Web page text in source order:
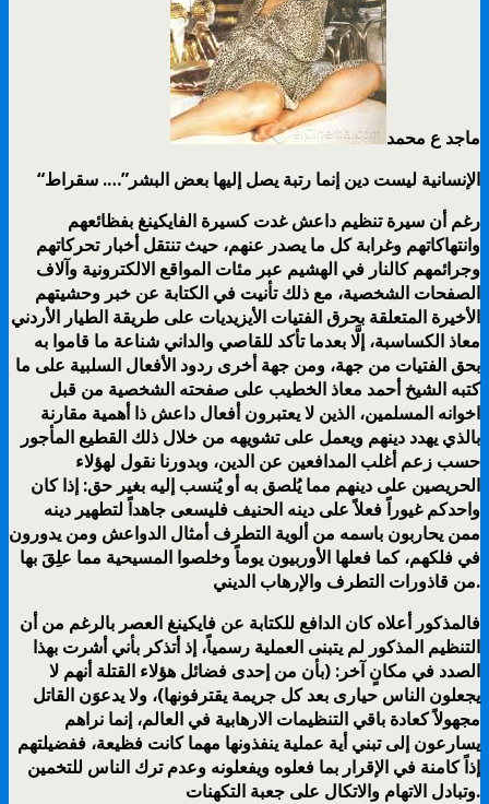
ماجد ع محمد
“الإنسانية ليست دين إنما رتبة يصل إليها بعض البشر”…. سقراط
رغم أن سيرة تنظيم داعش غدت كسيرة الفايكينغ بفظائعهم
وانتهاكاتهم وغرابة كل ما يصدر عنهم، حيث تنتقل أخبار تحركاتهم
وجرائمهم كالنار في الهشيم عبر مئات المواقع الالكترونية وآلاف
الصفحات الشخصية، مع ذلك تأنيت في الكتابة عن خبر وحشيتهم
الأخيرة المتعلقة بحرق الفتيات الأيزيديات على طريقة الطيار الأردني
معاذ الكساسبة، إلَّا بعدما تأكد للقاصي والداني شناعة ما قاموا به
بحق الفتيات من جهة، ومن جهة أخرى ردود الأفعال السلبية على ما
كتبه الشيخ أحمد معاذ الخطيب على صفحته الشخصية من قبل
اخوانه المسلمين، الذين لا يعتبرون أفعال داعش ذا أهمية مقارنة
بالذي يهدد دينهم ويعمل على تشويهه من خلال ذلك القطيع المأجور
حسب زعم أغلب المدافعين عن الدين، وبدورنا نقول لهؤلاء
الحريصين على دينهم مما يُلصق به أو يُنسب إليه بغير حق: إذا كان
واحدكم غيوراً فعلاً على دينه الحنيف فليسعى جاهداً لتطهير دينه
ممن يحاربون باسمه من ألوية التطرف أمثال الدواعش ومن يدورون
في فلكهم، كما فعلها الأوربيون يوماً وخلصوا المسيحية مما علِقَ بها
من قاذورات التطرف والإرهاب الديني.
فالمذكور أعلاه كان الدافع للكتابة عن فايكينغ العصر بالرغم من أن
التنظيم المذكور لم يتبنى العملية رسمياً، إذ أتذكر بأني أشرت بهذا
الصدد في مكانٍ آخر: (بأن من إحدى فضائل هؤلاء القتلة أنهم لا
يجعلون الناس حيارى بعد كل جريمة يقترفونها)، ولا يدعوَن القاتل
مجهولاً كعادة باقي التنظيمات الارهابية في العالم، إنما نراهم
يسارعون إلى تبني أية عملية ينفذونها مهما كانت فظيعة، ففضيلتهم
إذاً كامنة في الإقرار بما فعلوه ويفعلونه وعدم ترك الناس للتخمين
وتبادل الاتهام والاتكال على جعبة التكهنات.